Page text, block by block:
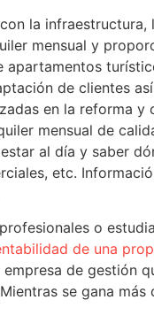
la
mensual y
de clientes
en la reforma
mensual de
al día y saber
etc.
o
de una
de gestión
se gana